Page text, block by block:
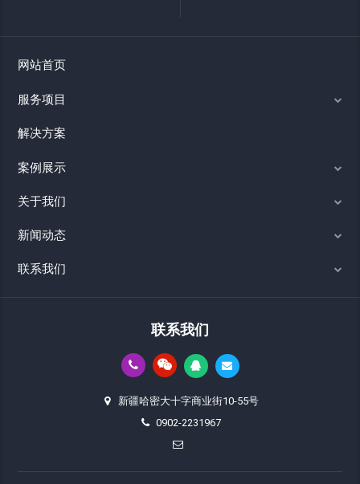
网站首页
服务项目
解决方案
案例展示
关于我们
新闻动态
联系我们
联系我们
新疆哈密大十字商业街10-55号
0902-2231967